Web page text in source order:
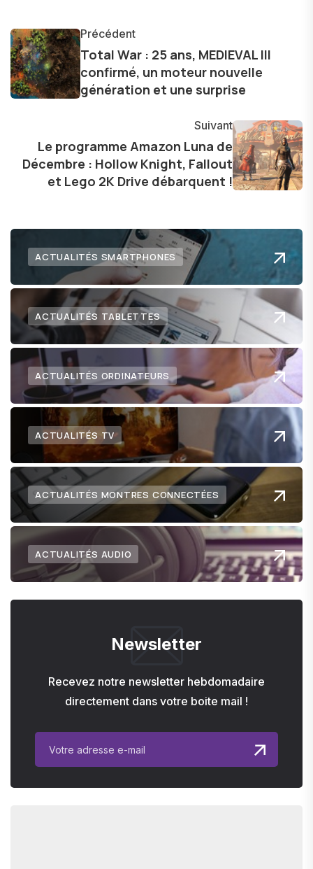
et bien d'autres gadgets technologiques. Armé
d'une curiosité insatiable, j'aime dévoiler les
dernières tendances et innovations, partageant
avec enthousiasme mes découvertes avec la
l'exploration constante des frontières de la
technologie me permet de présenter aux
lecteurs un aperçu captivant de ce que le futur
numérique nous réserve.
Précédent
Total War : 25 ans, MEDIEVAL III
confirmé, un moteur nouvelle
génération et une surprise
Suivant
Le programme Amazon Luna de
Décembre : Hollow Knight, Fallout
et Lego 2K Drive débarquent !
ACTUALITÉS SMARTPHONES
ACTUALITÉS TABLETTES
ACTUALITÉS ORDINATEURS
ACTUALITÉS TV
ACTUALITÉS MONTRES CONNECTÉES
ACTUALITÉS AUDIO
Newsletter
Recevez notre newsletter hebdomadaire
directement dans votre boite mail !